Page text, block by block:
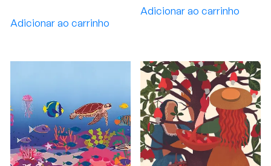
Adicionar ao carrinho
Adicionar ao carrinho